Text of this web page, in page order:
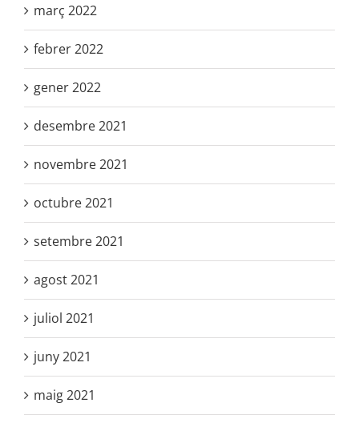
març 2022
febrer 2022
gener 2022
desembre 2021
novembre 2021
octubre 2021
setembre 2021
agost 2021
juliol 2021
juny 2021
maig 2021